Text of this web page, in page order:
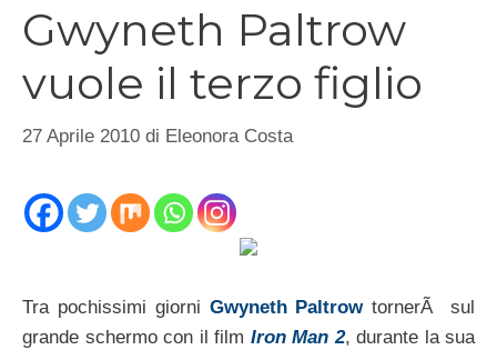
Gwyneth Paltrow
vuole il terzo figlio
27 Aprile 2010 di Eleonora Costa
Tra pochissimi giorni Gwyneth PaltrowtornerÃ sul
grande schermo con il film Iron Man 2, durante la sua